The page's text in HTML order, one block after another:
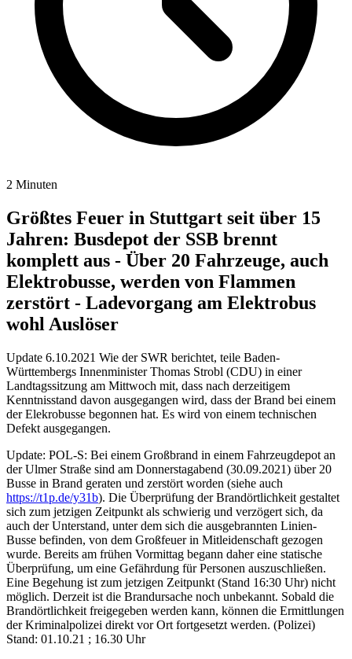
2 Minuten
Größtes Feuer in Stuttgart seit über 15
Jahren: Busdepot der SSB brennt
komplett aus - Über 20 Fahrzeuge, auch
Elektrobusse, werden von Flammen
zerstört - Ladevorgang am Elektrobus
wohl Auslöser
Update 6.10.2021 Wie der SWR berichtet, teile Baden-
Württembergs Innenminister Thomas Strobl (CDU) in einer
Landtagssitzung am Mittwoch mit, dass nach derzeitigem
Kenntnisstand davon ausgegangen wird, dass der Brand bei einem
der Elekrobusse begonnen hat. Es wird von einem technischen
Defekt ausgegangen.
Update: POL-S: Bei einem Großbrand in einem Fahrzeugdepot an
der Ulmer Straße sind am Donnerstagabend (30.09.2021) über 20
Busse in Brand geraten und zerstört worden (siehe auch
https://t1p.de/y31b). Die Überprüfung der Brandörtlichkeit gestaltet
sich zum jetzigen Zeitpunkt als schwierig und verzögert sich, da
auch der Unterstand, unter dem sich die ausgebrannten Linien-
Busse befinden, von dem Großfeuer in Mitleidenschaft gezogen
wurde. Bereits am frühen Vormittag begann daher eine statische
Überprüfung, um eine Gefährdung für Personen auszuschließen.
Eine Begehung ist zum jetzigen Zeitpunkt (Stand 16:30 Uhr) nicht
möglich. Derzeit ist die Brandursache noch unbekannt. Sobald die
Brandörtlichkeit freigegeben werden kann, können die Ermittlungen
der Kriminalpolizei direkt vor Ort fortgesetzt werden. (Polizei)
Stand: 01.10.21 ; 16.30 Uhr